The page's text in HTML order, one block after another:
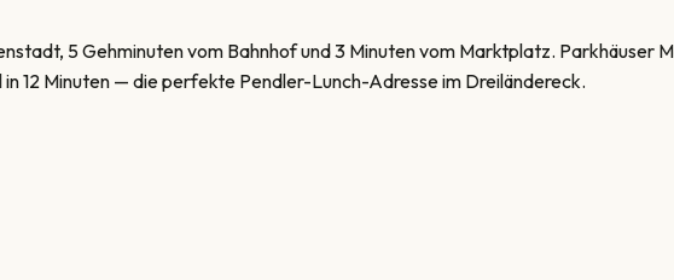
5 Gehminuten vom Bahnhof und 3 Minuten vom Marktplatz. Parkhäuser
12 Minuten — die perfekte Pendler-Lunch-Adresse im Dreiländereck.